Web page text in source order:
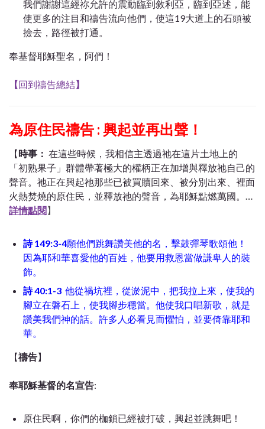
我們謝謝這經祢允許的震動臨到敘利亞，臨到亞述，能
使更多的注目和禱告流向他們，使這19大道上的石頭被
撿去，路徑被打通。
奉基督耶穌聖名，阿們！
【回到禱告總結】
為原住民禱告 : 興起並再出聲！
【時事： 在這些時候，我相信主透過祂在這片土地上的
「初熟果子」群體帶著極大的權柄正在加增與釋放祂自己的
聲音。祂正在興起祂那些已被買贖回來、被分別出來、裡面
火熱焚燒的原住民，並釋放祂的聲音，為耶穌點燃萬國。
詳情點閱】
詩 149:3-4願他們跳舞讚美他的名，擊鼓彈琴歌頌他！
因為耶和華喜愛他的百姓，他要用救恩當做謙卑人的裝
飾。
詩 40:1-3 他從禍坑裡，從淤泥中，把我拉上來，使我的
腳立在磐石上，使我腳步穩當。他使我口唱新歌，就是
讚美我們神的話。許多人必看見而懼怕，並要倚靠耶和
華。
【禱告】
奉耶穌基督的名宣告:
原住民啊，你們的枷鎖已經被打破，興起並跳舞吧！